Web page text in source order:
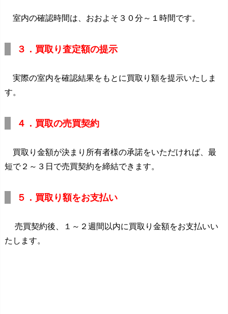
室内の確認時間は、おおよそ３０分～１時間です。
３．買取り査定額の提示
実際の室内を確認結果をもとに買取り額を提示いたしま
す。
４．買取の売買契約
買取り金額が決まり所有者様の承諾をいただければ、最
短で２～３日で売買契約を締結できます。
５．買取り額をお支払い
売買契約後、１～２週間以内に買取り金額をお支払いい
たします。